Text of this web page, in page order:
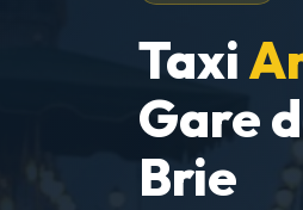
Taxi
Gare
Brie